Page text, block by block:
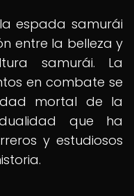
espada samurái
entre la belleza y
samurái. La
en combate se
mortal de la
que ha
y estudiosos